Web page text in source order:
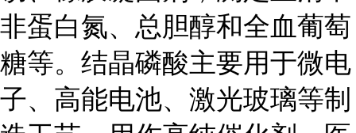
非蛋白氮、总胆醇和全血葡萄
糖等。结晶磷酸主要用于微电
子、高能电池、激光玻璃等制